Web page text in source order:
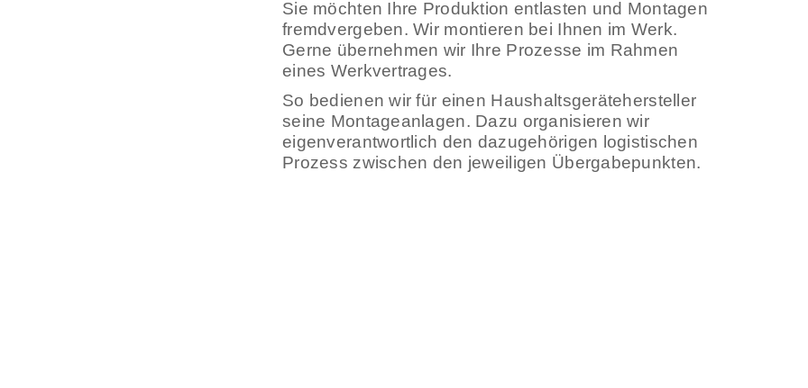
Sie möchten Ihre Produktion entlasten und Montagen
fremdvergeben. Wir montieren bei Ihnen im Werk.
Gerne übernehmen wir Ihre Prozesse im Rahmen
eines Werkvertrages.
So bedienen wir für einen Haushaltsgerätehersteller
seine Montageanlagen. Dazu organisieren wir
eigenverantwortlich den dazugehörigen logistischen
Prozess zwischen den jeweiligen Übergabepunkten.